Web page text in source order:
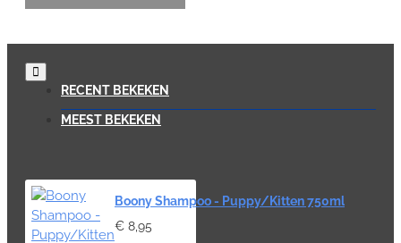
RECENT BEKEKEN
MEEST BEKEKEN
Boony Shampoo - Puppy/Kitten 750ml
€ 8,95